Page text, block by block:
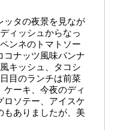
ッタの夜景を見なが
ィッシュからなっ
ンネのトマトソー
コナッツ風味パンナ
キッシュ、タコシ
目のランチは前菜
ーキ、今夜のディ
ロソテー、アイスケ
もありましたが、美